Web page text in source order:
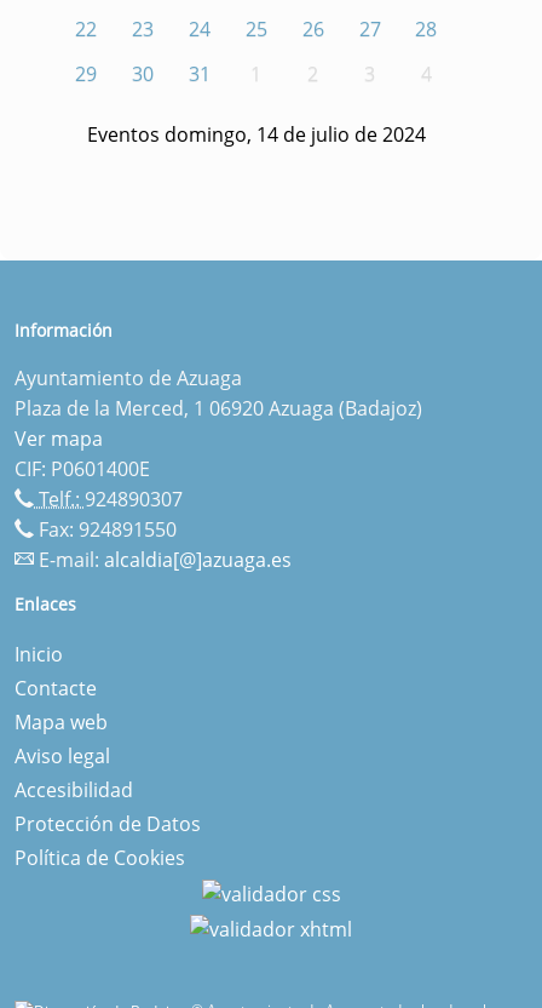
22
23 24 25 26 27
28
29
30 31 1 2 3 4
Eventos domingo, 14 de julio de 2024
Información
Ayuntamiento de Azuaga
Plaza de la Merced, 1 06920 Azuaga (Badajoz)
Ver mapa
CIF: P0601400E
Telf.: 924890307
Fax: 924891550
E-mail: alcaldia[@]azuaga.es
Enlaces
Inicio
Contacte
Mapa web
Aviso legal
Accesibilidad
Protección de Datos
Política de Cookies